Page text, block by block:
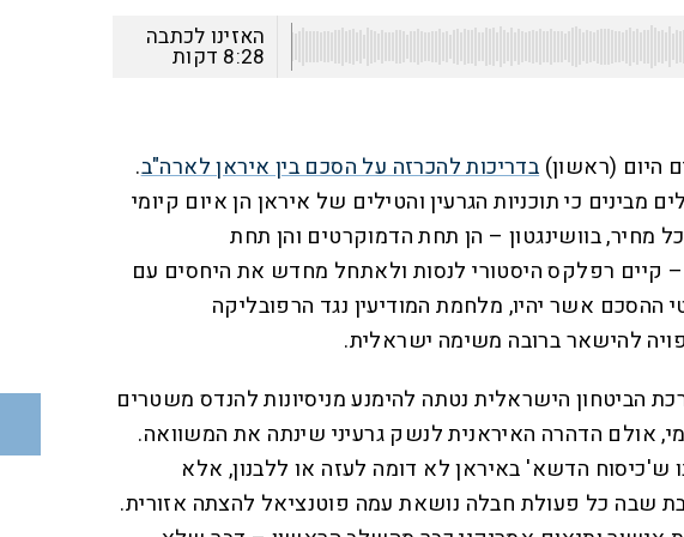
האזינו לכתבה
8:28 דקות
היום (ראשון) בדריכות להכרזה על הסכם בין איראן לארה"ב.
מבינים כי תוכניות הגרעין והטילים של איראן הן איום קיומי
מחיר, בוושינגטון – הן תחת הדמוקרטים והן תחת
– קיים רפלקס היסטורי לנסות ולאתחל מחדש את היחסים עם
ההסכם אשר יהיו, מלחמת המודיעין נגד הרפובליקה
להישאר ברובה משימה ישראלית.
הביטחון הישראלית נטתה להימנע מניסיונות להנדס משטרים
אולם הדהרה האיראנית לנשק גרעיני שינתה את המשוואה.
ש'כיסוח הדשא' באיראן לא דומה לעזה או ללבנון, אלא
שבה כל פעולת חבלה נושאת עמה פוטנציאל להצתה אזורית.